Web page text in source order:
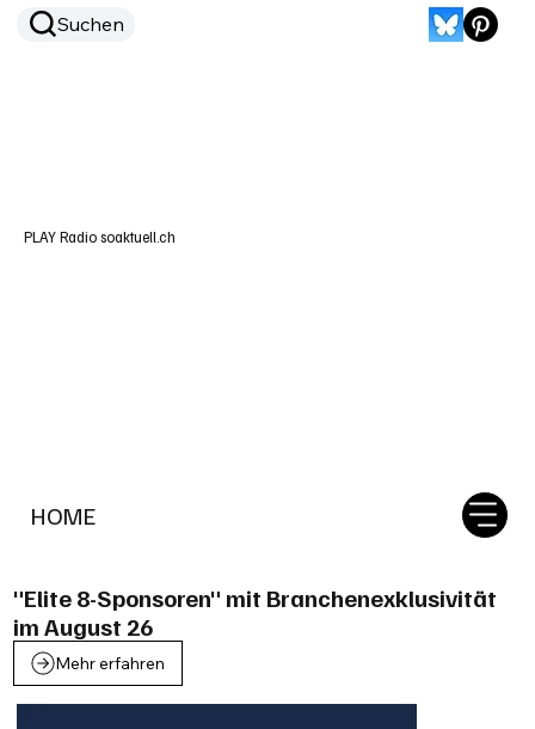
HOME
Suchen
PLAY Radio soaktuell.ch
"Elite 8-Sponsoren" mit Branchenexklusivität
im August 26
Mehr erfahren